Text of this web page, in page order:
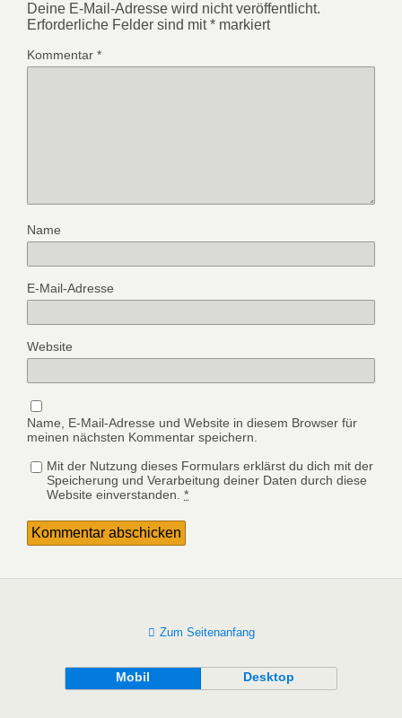
Deine E-Mail-Adresse wird nicht veröffentlicht.
Erforderliche Felder sind mit* markiert
Kommentar *
Name
E-Mail-Adresse
Website
Name, E-Mail-Adresse und Website in diesem Browser für
meinen nächsten Kommentar speichern.
Mit der Nutzung dieses Formulars erklärst du dich mit der
Speicherung und Verarbeitung deiner Daten durch diese
Website einverstanden. *
Zum Seitenanfang
Mobil Desktop